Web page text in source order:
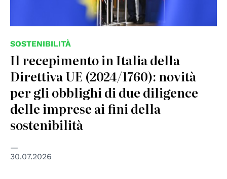
SOSTENIBILITÀ
Il recepimento in Italia della
Direttiva UE (2024/1760): novità
per gli obblighi di due diligence
delle imprese ai fini della
sostenibilità
30.07.2026